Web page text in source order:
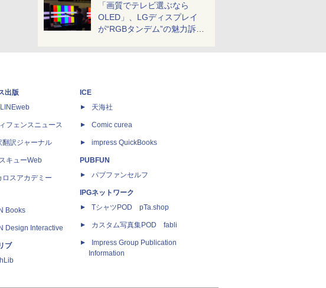
「画質でテレビ選ぶなら
OLED」、LGディスプレイ
が“RGBタンデム”の魅力訴
出版
フェンスニュース
翻訳ジャーナル
キューWeb
ロスアカデミー
Books
Design Interactive
ブ
ICE
天海社
Comic curea
impress QuickBooks
PUBFUN
パブファンセルフ
IPGネットワーク
TシャツPOD pTa.shop
カスタム写真集POD fabli
Impress Group Publication
Information